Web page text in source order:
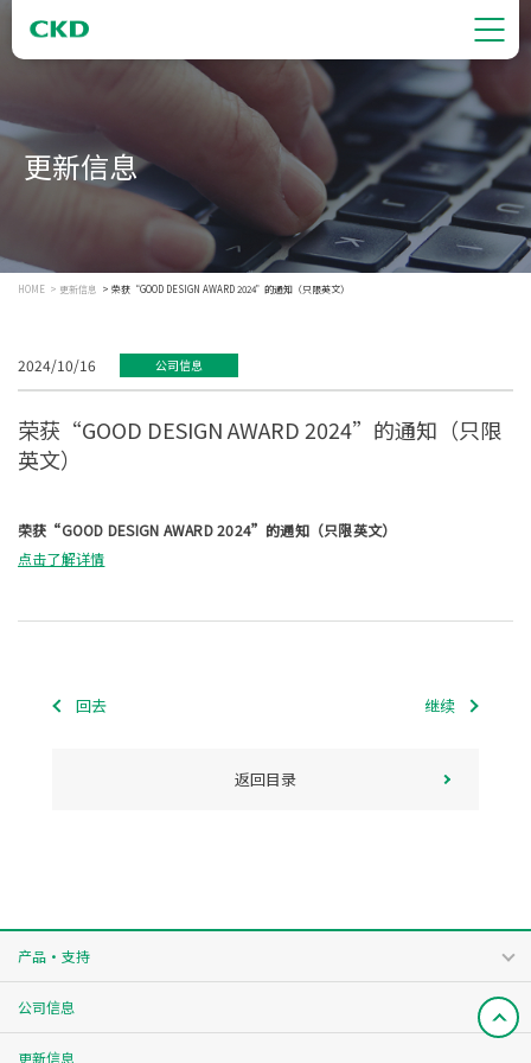
更新信息
HOME 更新信息 荣获“GOOD DESIGN AWARD 2024”的通知（只限英文）
2024/10/16 公司信息
荣获“GOOD DESIGN AWARD 2024”的通知（只限
英文）
荣获“GOOD DESIGN AWARD 2024”的通知（只限英文）
点击了解详情
回去 继续
返回目录
产品・支持
公司信息
更新信息